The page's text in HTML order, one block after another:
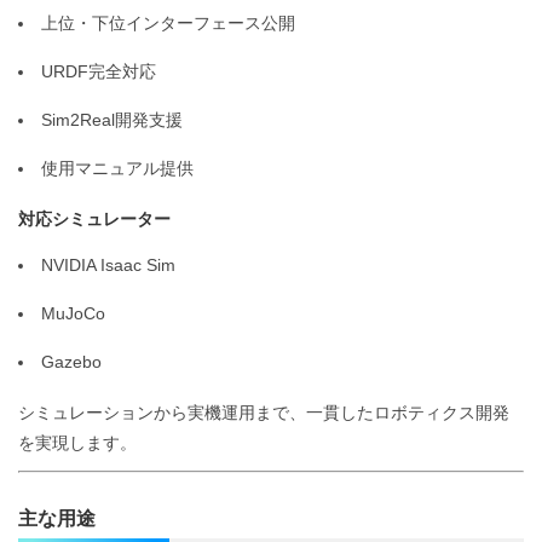
上位・下位インターフェース公開
URDF完全対応
Sim2Real開発支援
使用マニュアル提供
対応シミュレーター
NVIDIA Isaac Sim
MuJoCo
Gazebo
シミュレーションから実機運用まで、一貫したロボティクス開発
を実現します。
主な用途